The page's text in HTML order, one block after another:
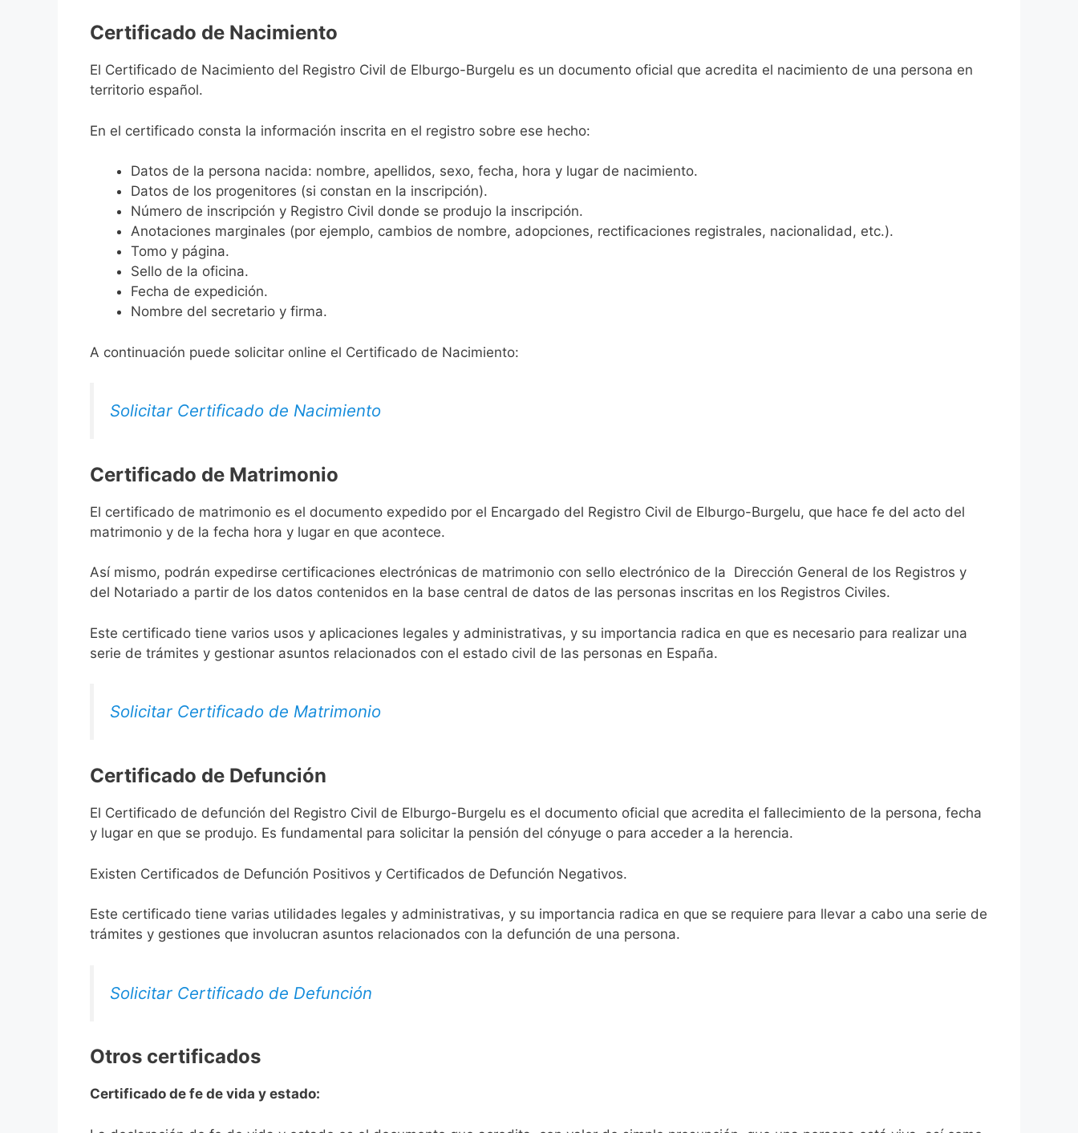
Certificado de Nacimiento
El Certificado de Nacimiento del Registro Civil de Elburgo-Burgelu es un documento oficial que acredita el nacimiento de una persona en
territorio español.
En el certificado consta la información inscrita en el registro sobre ese hecho:
Datos de la persona nacida: nombre, apellidos, sexo, fecha, hora y lugar de nacimiento.
Datos de los progenitores (si constan en la inscripción).
Número de inscripción y Registro Civil donde se produjo la inscripción.
Anotaciones marginales (por ejemplo, cambios de nombre, adopciones, rectificaciones registrales, nacionalidad, etc.).
Tomo y página.
Sello de la oficina.
Fecha de expedición.
Nombre del secretario y firma.
A continuación puede solicitar online el Certificado de Nacimiento:
Solicitar Certificado de Nacimiento
Certificado de Matrimonio
El certificado de matrimonio es el documento expedido por el Encargado del Registro Civil de Elburgo-Burgelu, que hace fe del acto del
matrimonio y de la fecha hora y lugar en que acontece.
Así mismo, podrán expedirse certificaciones electrónicas de matrimonio con sello electrónico de la Dirección General de los Registros y
del Notariado a partir de los datos contenidos en la base central de datos de las personas inscritas en los Registros Civiles.
Este certificado tiene varios usos y aplicaciones legales y administrativas, y su importancia radica en que es necesario para realizar una
serie de trámites y gestionar asuntos relacionados con el estado civil de las personas en España.
Solicitar Certificado de Matrimonio
Certificado de Defunción
El Certificado de defunción del Registro Civil de Elburgo-Burgelu es el documento oficial que acredita el fallecimiento de la persona, fecha
y lugar en que se produjo. Es fundamental para solicitar la pensión del cónyuge o para acceder a la herencia.
Existen Certificados de Defunción Positivos y Certificados de Defunción Negativos.
Este certificado tiene varias utilidades legales y administrativas, y su importancia radica en que se requiere para llevar a cabo una serie de
trámites y gestiones que involucran asuntos relacionados con la defunción de una persona.
Solicitar Certificado de Defunción
Otros certificados
Certificado de fe de vida y estado: